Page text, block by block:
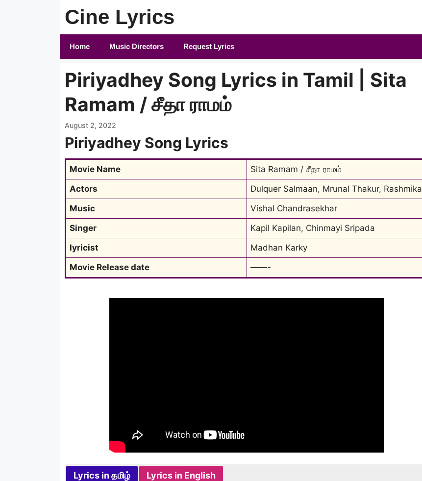
Cine Lyrics
Home Music Directors Request Lyrics
Piriyadhey Song Lyrics in Tamil | Sita
Ramam / சீதா ராமம்
August 2, 2022
Piriyadhey Song Lyrics
Movie Name
Sita Ramam / சீதா ராமம்
Actors
Dulquer Salmaan, Mrunal Thakur, Rashmika
Music
Vishal Chandrasekhar
Singer
Kapil Kapilan, Chinmayi Sripada
lyricist
Madhan Karky
Movie Release date
——-
Lyrics in தமிழ் Lyrics in English